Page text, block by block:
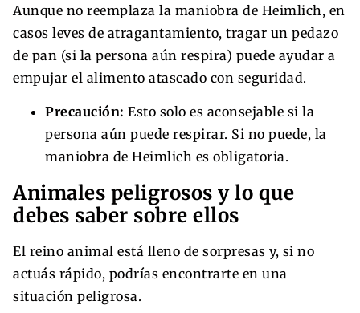
Aunque no reemplaza la maniobra de Heimlich, en
casos leves de atragantamiento, tragar un pedazo
de pan (si la persona aún respira) puede ayudar a
empujar el alimento atascado con seguridad.
Precaución: Esto solo es aconsejable si la
persona aún puede respirar. Si no puede, la
maniobra de Heimlich es obligatoria.
Animales peligrosos y lo que
debes saber sobre ellos
El reino animal está lleno de sorpresas y, si no
actuás rápido, podrías encontrarte en una
situación peligrosa.